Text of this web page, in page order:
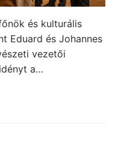
és kulturális
Eduard és Johannes
vezetői
a…